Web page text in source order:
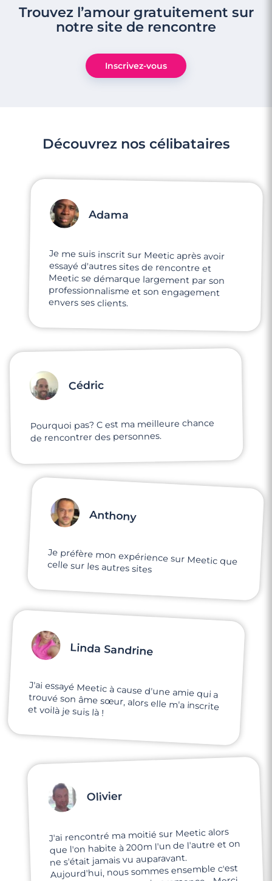
Trouvez l’amour gratuitement sur
notre site de rencontre
Inscrivez-vous
Découvrez nos célibataires
Adama
Je me suis inscrit sur Meetic après avoir
essayé d'autres sites de rencontre et
Meetic se démarque largement par son
professionnalisme et son engagement
envers ses clients.
Cédric
Pourquoi pas? C est ma meilleure chance
de rencontrer des personnes.
Anthony
Je préfère mon expérience sur Meetic que
celle sur les autres sites
Linda Sandrine
J'ai essayé Meetic à cause d'une amie qui a
trouvé son âme sœur, alors elle m'a inscrite
et voilà je suis là !
Olivier
J'ai rencontré ma moitié sur Meetic alors
que l'on habite à 200m l'un de l'autre et on
ne s'était jamais vu auparavant.
Aujourd'hui, nous sommes ensemble c'est